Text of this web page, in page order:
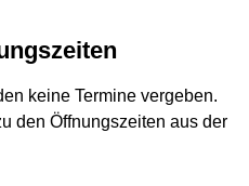
keine Termine vergeben.
den Öffnungszeiten aus der